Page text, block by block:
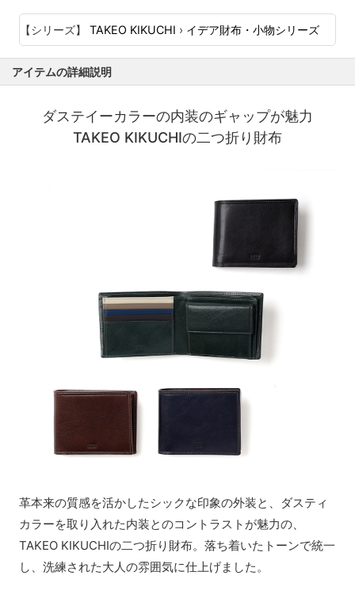
【シリーズ】 TAKEO KIKUCHI › イデア財布・小物シリーズ
アイテムの詳細説明
ダステイーカラーの内装のギャップが魅力
TAKEO KIKUCHIの二つ折り財布
革本来の質感を活かしたシックな印象の外装と、ダスティ
カラーを取り入れた内装とのコントラストが魅力の、
TAKEO KIKUCHIの二つ折り財布。落ち着いたトーンで統一
し、洗練された大人の雰囲気に仕上げました。